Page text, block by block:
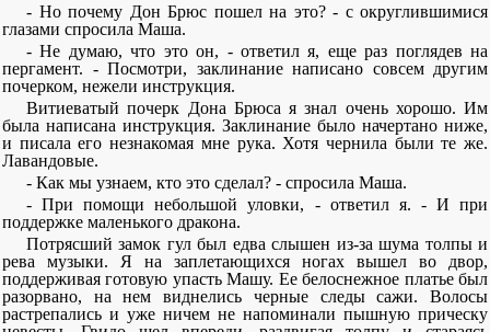
- Но почему Дон Брюс пошел на это? - с округлившимися
глазами спросила Маша.
- Не думаю, что это он, - ответил я, еще раз поглядев на
пергамент. - Посмотри, заклинание написано совсем другим
почерком, нежели инструкция.
Витиеватый почерк Дона Брюса я знал очень хорошо. Им
была написана инструкция. Заклинание было начертано ниже,
и писала его незнакомая мне рука. Хотя чернила были те же.
Лавандовые.
- Как мы узнаем, кто это сделал? - спросила Маша.
- При помощи небольшой уловки, - ответил я. - И при
поддержке маленького дракона.
Потрясший замок гул был едва слышен из-за шума толпы и
рева музыки. Я на заплетающихся ногах вышел во двор,
поддерживая готовую упасть Машу. Ее белоснежное платье был
разорвано, на нем виднелись черные следы сажи. Волосы
растрепались и уже ничем не напоминали пышную прическу